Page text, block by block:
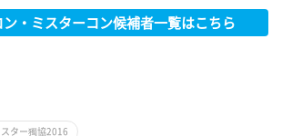
・ミスターコン候補者一覧はこちら
スター獨協2016